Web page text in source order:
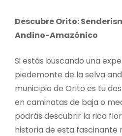
Descubre Orito:
Andino-Amazónico
Si estás buscando una
piedemonte de la selva
municipio de Orito es tu
en caminatas de baja o
podrás descubrir la rica
historia de esta fascinante